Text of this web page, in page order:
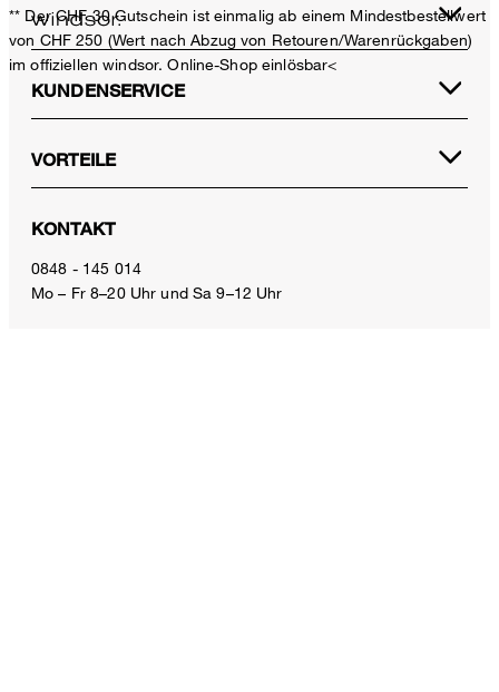
CHF 199.00
inkl. MwSt
M
** Der CHF 30 Gutschein ist einmalig ab einem Mindestbestellwert
von CHF 250 (Wert nach Abzug von Retouren/Warenrückgaben)
im offiziellen windsor. Online-Shop einlösbar<
KUNDENSERVICE
VORTEILE
KONTAKT
0848 - 145 014
Mo – Fr 8–20 Uhr und Sa 9–12 Uhr